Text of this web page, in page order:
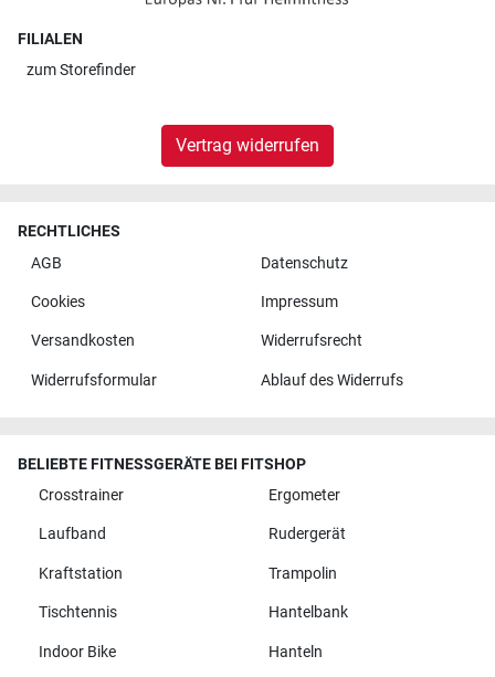
FILIALEN
zumStorefinder
Vertrag widerrufen
RECHTLICHES
AGB
Datenschutz
Cookies Impressum
Versandkosten Widerrufsrecht
Widerrufsformular Ablauf des Widerrufs
BELIEBTE FITNESSGERÄTE BEI FITSHOP
Crosstrainer
Ergometer
Laufband Rudergerät
Kraftstation Trampolin
Tischtennis Hantelbank
Indoor Bike Hanteln